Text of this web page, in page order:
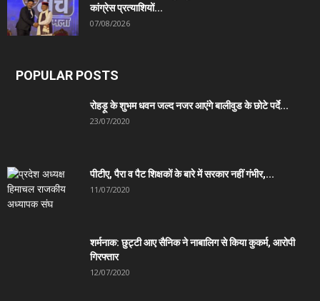
कांग्रेस प्रत्याशियों...
07/08/2026
POPULAR POSTS
रोहड़ू के शुभम धवन जल्द नजर आएंगे बालीवुड के छोटे पर्दे...
23/07/2020
पीटीए, पैरा व पैट शिक्षकों के बारे में सरकार नहीं गंभीर,...
11/07/2020
शर्मनाक: छुट्टी आए सैनिक ने नाबालिग से किया कुकर्म, आरोपी
गिरफ्तार
12/07/2020